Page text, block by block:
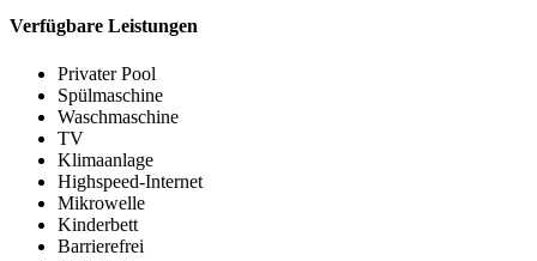
Verfügbare Leistungen
Privater Pool
Spülmaschine
Waschmaschine
TV
Klimaanlage
Highspeed-Internet
Mikrowelle
Kinderbett
Barrierefrei